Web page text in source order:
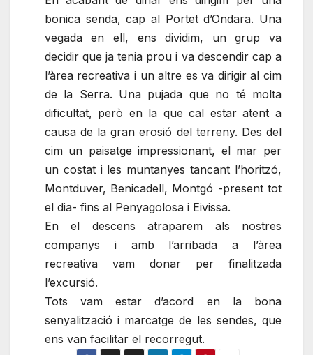
bonica senda, cap al Portet d’Ondara. Una
vegada en ell, ens dividim, un grup va
decidir que ja tenia prou i va descendir cap a
l’àrea recreativa i un altre es va dirigir al cim
de la Serra. Una pujada que no té molta
dificultat, però en la que cal estar atent a
causa de la gran erosió del terreny. Des del
cim un paisatgeimpressionant, el mar per
un costat i les muntanyes tancant l’horitzó,
Montduver, Benicadell, Montgó -present tot
el dia- fins al Penyagolosa i Eivissa.
En el descens atraparem als nostres
companys i amb l’arribada a l’àrea
recreativa vam donar per finalitzada
l’excursió.
Tots vam estar d’acord en la bona
senyalització i marcatge de les sendes, que
ens van facilitar el recorregut.